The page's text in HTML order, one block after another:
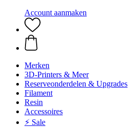
Account aanmaken
Merken
3D-Printers & Meer
Reserveonderdelen & Upgrades
Filament
Resin
Accessoires
⚡ Sale